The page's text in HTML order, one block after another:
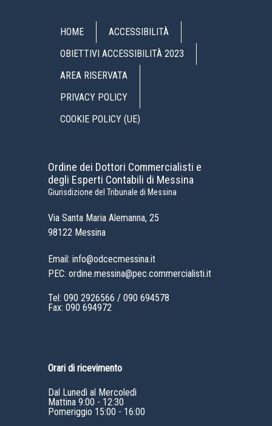
HOME
ACCESSIBILITÀ
OBIETTIVI ACCESSIBILITÀ 2023
AREA RISERVATA
PRIVACY POLICY
COOKIE POLICY (UE)
Ordine dei Dottori Commercialisti e
degli Esperti Contabili di Messina
Giurisdizione del Tribunale di Messina
Via Santa Maria Alemanna, 25
98122 Messina
Email: info@odcecmessina.it
PEC: ordine.messina@pec.commercialisti.it
Tel: 090 2926566 / 090 694578
Fax: 090 694972
Orari di ricevimento
Dal Lunedì al Mercoledì
Mattina 9:00 - 12:30
Pomeriggio 15:00 - 16:00